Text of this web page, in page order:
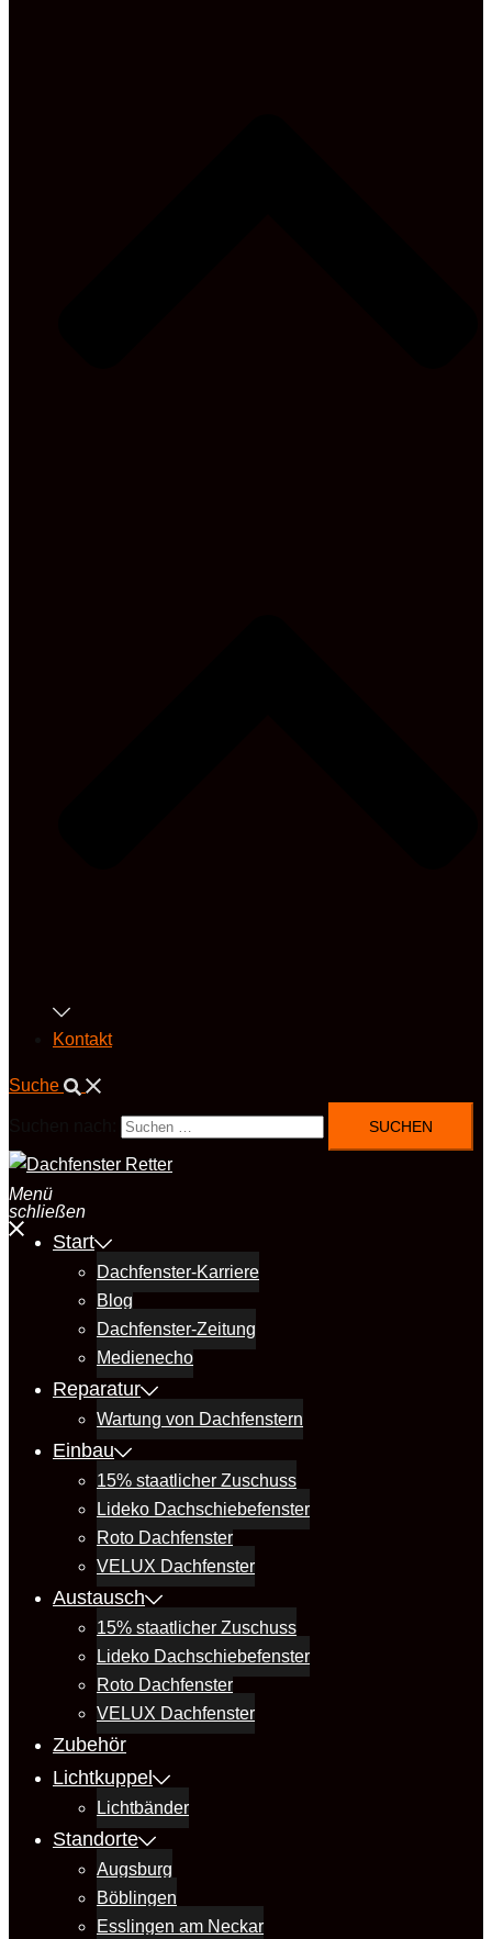
Kontakt
Suche
Menü
schließen
Start
Dachfenster-Karriere
Blog
Dachfenster-Zeitung
Medienecho
Reparatur
Wartung von Dachfenstern
Einbau
15% staatlicher Zuschuss
Lideko Dachschiebefenster
Roto Dachfenster
VELUX Dachfenster
Austausch
15% staatlicher Zuschuss
Lideko Dachschiebefenster
Roto Dachfenster
VELUX Dachfenster
Zubehör
Lichtkuppel
Lichtbänder
Standorte
Augsburg
Böblingen
Esslingen am Neckar